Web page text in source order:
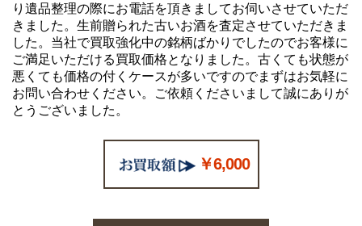
り遺品整理の際にお電話を頂きましてお伺いさせていただ
きました。生前贈られた古いお酒を査定させていただきま
した。当社で買取強化中の銘柄ばかりでしたのでお客様に
ご満足いただける買取価格となりました。古くても状態が
悪くても価格の付くケースが多いですのでまずはお気軽に
お問い合わせください。ご依頼くださいまして誠にありが
とうございました。
￥6,000